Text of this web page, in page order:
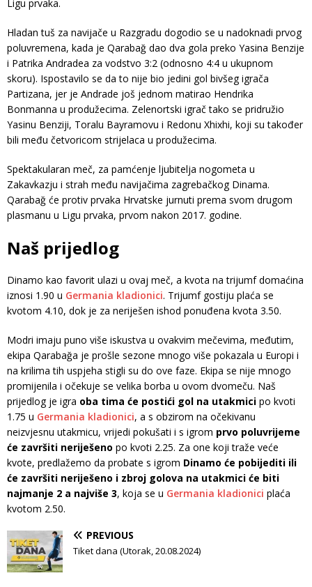
Ligu prvaka.
Hladan tuš za navijače u Razgradu dogodio se u nadoknadi prvog
poluvremena, kada je Qarabağ dao dva gola preko Yasina Benzije
i Patrika Andradea za vodstvo 3:2 (odnosno 4:4 u ukupnom
skoru). Ispostavilo se da to nije bio jedini gol bivšeg igrača
Partizana, jer je Andrade još jednom matirao Hendrika
Bonmanna u produžecima. Zelenortski igrač tako se pridružio
Yasinu Benziji, Toralu Bayramovu i Redonu Xhixhi, koji su također
bili među četvoricom strijelaca u produžecima.
Spektakularan meč, za pamćenje ljubitelja nogometa u
Zakavkazju i strah među navijačima zagrebačkog Dinama.
Qarabağ će protiv prvaka Hrvatske jurnuti prema svom drugom
plasmanu u Ligu prvaka, prvom nakon 2017. godine.
Naš prijedlog
Dinamo kao favorit ulazi u ovaj meč, a kvota na trijumf domaćina
iznosi 1.90 u Germania kladionici. Trijumf gostiju plaća se
kvotom 4.10, dok je za neriješen ishod ponuđena kvota 3.50.
Modri imaju puno više iskustva u ovakvim mečevima, međutim,
ekipa Qarabağa je prošle sezone mnogo više pokazala u Europi i
na krilima tih uspjeha stigli su do ove faze. Ekipa se nije mnogo
promijenila i očekuje se velika borba u ovom dvomeču. Naš
prijedlog je igra oba tima će postići gol na utakmici po kvoti
1.75 u Germania kladionici, a s obzirom na očekivanu
neizvjesnu utakmicu, vrijedi pokušati i s igrom prvo poluvrijeme
će završiti neriješeno po kvoti 2.25. Za one koji traže veće
kvote, predlažemo da probate s igrom Dinamo će pobijediti ili
će završiti neriješeno i zbroj golova na utakmici će biti
najmanje 2 a najviše 3, koja se u Germania kladionici plaća
kvotom 2.50.
PREVIOUS
Tiket dana (Utorak, 20.08.2024)